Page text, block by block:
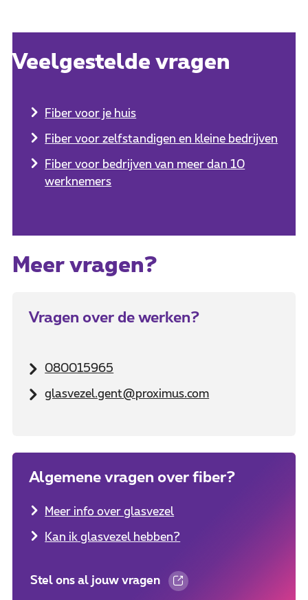
Veelgestelde vragen
Fiber voor je huis
Fiber voor zelfstandigen en kleine bedrijven
Fiber voor bedrijven van meer dan 10
werknemers
Meer vragen?
Vragen over de werken?
080015965
glasvezel.gent@proximus.com
Algemene vragen over fiber?
Meer info over glasvezel
Kan ik glasvezel hebben?
Stel ons al jouw vragen